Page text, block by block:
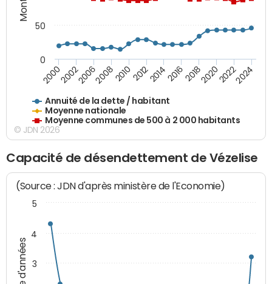
Annuité de la dette / habitant
Moyenne nationale
Moyenne communes de 500 à 2 000 habitants
200020022006200820102012201420162018202020222024
0
50
© JDN 2026
Capacité de désendettement de Vézelise
(Source : JDN d'après ministère de l'Economie)
3
4
5